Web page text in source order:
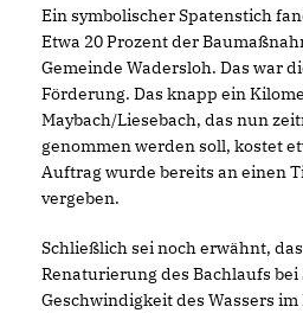
Ein symbolischer Spatenstich
Etwa 20 Prozent der
Gemeinde Wadersloh. Das war
Förderung. Das knapp ein
Maybach/Liesebach, das nun
genommen werden soll, kostet
Auftrag wurde bereits an einen
vergeben.
Schließlich sei noch erwähnt,
Renaturierung des Bachlaufs
Geschwindigkeit des Wassers